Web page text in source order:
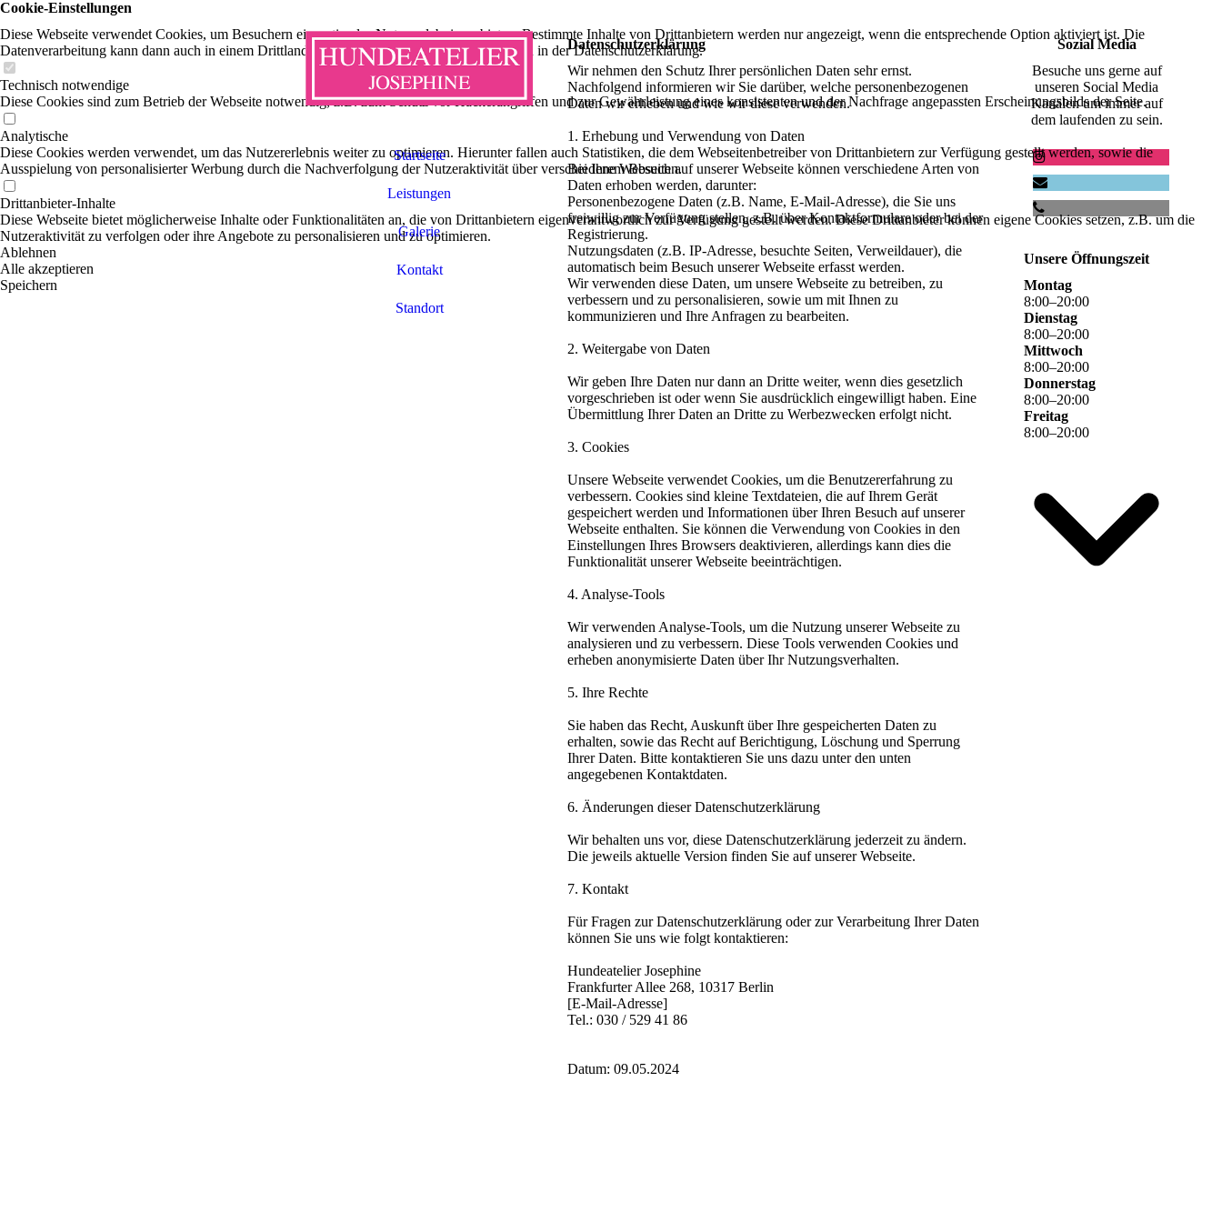
Startseite
Leistungen
Galerie
Kontakt
Standort
Datenschutzerklärung
Wir nehmen den Schutz Ihrer persönlichen Daten sehr ernst.
Nachfolgend informieren wir Sie darüber, welche personenbezogenen
Daten wir erheben und wie wir diese verwenden.
1. Erhebung und Verwendung von Daten
Bei Ihrem Besuch auf unserer Webseite können verschiedene Arten von
Daten erhoben werden, darunter:
Personenbezogene Daten (z.B. Name, E-Mail-Adresse), die Sie uns
freiwillig zur Verfügung stellen, z.B. über Kontaktformulare oder bei der
Registrierung.
Nutzungsdaten (z.B. IP-Adresse, besuchte Seiten, Verweildauer), die
automatisch beim Besuch unserer Webseite erfasst werden.
Wir verwenden diese Daten, um unsere Webseite zu betreiben, zu
verbessern und zu personalisieren, sowie um mit Ihnen zu
kommunizieren und Ihre Anfragen zu bearbeiten.
2. Weitergabe von Daten
Wir geben Ihre Daten nur dann an Dritte weiter, wenn dies gesetzlich
vorgeschrieben ist oder wenn Sie ausdrücklich eingewilligt haben. Eine
Übermittlung Ihrer Daten an Dritte zu Werbezwecken erfolgt nicht.
3. Cookies
Unsere Webseite verwendet Cookies, um die Benutzererfahrung zu
verbessern. Cookies sind kleine Textdateien, die auf Ihrem Gerät
gespeichert werden und Informationen über Ihren Besuch auf unserer
Webseite enthalten. Sie können die Verwendung von Cookies in den
Einstellungen Ihres Browsers deaktivieren, allerdings kann dies die
Funktionalität unserer Webseite beeinträchtigen.
4. Analyse-Tools
Wir verwenden Analyse-Tools, um die Nutzung unserer Webseite zu
analysieren und zu verbessern. Diese Tools verwenden Cookies und
erheben anonymisierte Daten über Ihr Nutzungsverhalten.
5. Ihre Rechte
Sie haben das Recht, Auskunft über Ihre gespeicherten Daten zu
erhalten, sowie das Recht auf Berichtigung, Löschung und Sperrung
Ihrer Daten. Bitte kontaktieren Sie uns dazu unter den unten
angegebenen Kontaktdaten.
6. Änderungen dieser Datenschutzerklärung
Wir behalten uns vor, diese Datenschutzerklärung jederzeit zu ändern.
Die jeweils aktuelle Version finden Sie auf unserer Webseite.
7. Kontakt
Für Fragen zur Datenschutzerklärung oder zur Verarbeitung Ihrer Daten
können Sie uns wie folgt kontaktieren:
Hundeatelier Josephine
Frankfurter Allee 268, 10317 Berlin
[E-Mail-Adresse]
Tel.: 030 / 529 41 86
Datum: 09.05.2024
Sozial Media
Besuche uns gerne auf
unseren Social Media
Kanälen um immer auf
dem laufenden zu sein.
Unsere Öffnungszeit
Montag
8:00–20:00
Dienstag
8:00–20:00
Mittwoch
8:00–20:00
Donnerstag
8:00–20:00
Freitag
8:00–20:00
Cookie-Einstellungen
Diese Webseite verwendet Cookies, um Besuchern ein optimales Nutzererlebnis zu bieten. Bestimmte Inhalte von Drittanbietern werden nur angezeigt, wenn die entsprechende Option aktiviert ist. Die
Datenverarbeitung kann dann auch in einem Drittland erfolgen. Weitere Informationen hierzu in der Datenschutzerklärung.
Technisch notwendige
Diese Cookies sind zum Betrieb der Webseite notwendig, z.B. zum Schutz vor Hackerangriffen und zur Gewährleistung eines konsistenten und der Nachfrage angepassten Erscheinungsbilds der Seite.
Analytische
Diese Cookies werden verwendet, um das Nutzererlebnis weiter zu optimieren. Hierunter fallen auch Statistiken, die dem Webseitenbetreiber von Drittanbietern zur Verfügung gestellt werden, sowie die
Ausspielung von personalisierter Werbung durch die Nachverfolgung der Nutzeraktivität über verschiedene Webseiten.
Drittanbieter-Inhalte
Diese Webseite bietet möglicherweise Inhalte oder Funktionalitäten an, die von Drittanbietern eigenverantwortlich zur Verfügung gestellt werden. Diese Drittanbieter können eigene Cookies setzen, z.B. um die
Nutzeraktivität zu verfolgen oder ihre Angebote zu personalisieren und zu optimieren.
Ablehnen
Alle akzeptieren
Speichern